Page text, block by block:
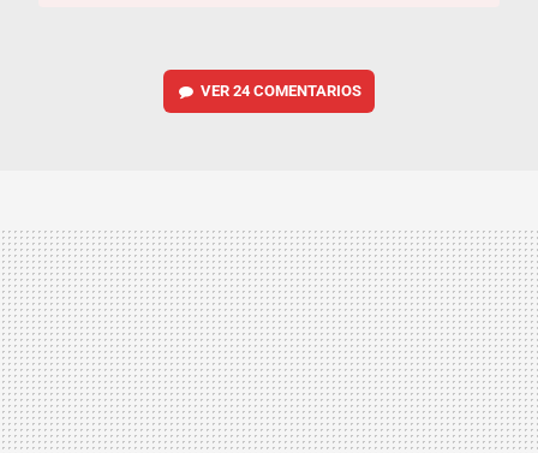
VER 24 COMENTARIOS